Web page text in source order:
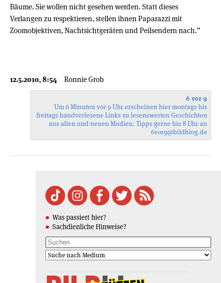
Bäume. Sie wollen nicht gesehen werden. Statt dieses
Verlangen zu respektieren, stellen ihnen Paparazzi mit
Zoomobjektiven, Nachtsichtgeräten und Peilsendern nach.”
12.5.2010, 8:54 Ronnie Grob
6 vor 9
Um 6 Minuten vor 9 Uhr erscheinen hier montags bis
freitags handverlesene Links zu lesenswerten Geschichten
aus alten und neuen Medien. Tipps gerne bis 8 Uhr an
6vor9@bildblog.de
Was passiert hier?
Sachdienliche Hinweise?